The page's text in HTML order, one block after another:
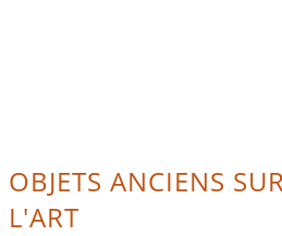
OBJETS ANCIENS
L'ART